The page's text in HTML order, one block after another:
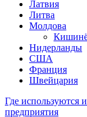
Латвия
Литва
Молдова
Нидерланды
США
Франция
Швейцария
Где используются
предприятия